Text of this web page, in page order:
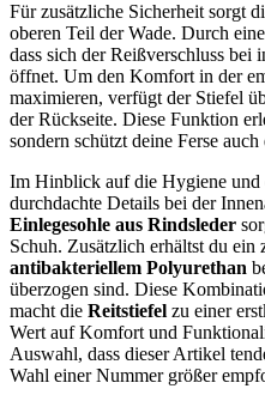
Für zusätzliche Sicherheit sorgt
oberen Teil der Wade. Durch
dass sich der Reißverschluss
öffnet. Um den Komfort in der
maximieren, verfügt der Stiefel
der Rückseite. Diese Funktion
sondern schützt deine Ferse
Im Hinblick auf die Hygiene und
durchdachte Details bei der
Einlegesohle aus Rindsleder
Schuh. Zusätzlich erhältst du ein
antibakteriellem Polyurethan
überzogen sind. Diese
macht die Reitstiefel zu einer
Wert auf Komfort und
Auswahl, dass dieser Artikel
Wahl einer Nummer größer